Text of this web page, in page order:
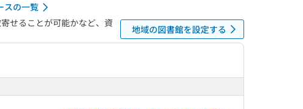
スの一覧
せることが可能かなど、資
地域の図書館を設定する